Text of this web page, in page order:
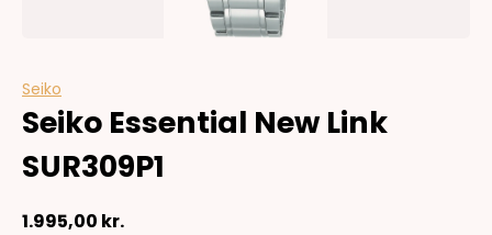
Seiko
Seiko Essential New Link
SUR309P1
1.995,00 kr.